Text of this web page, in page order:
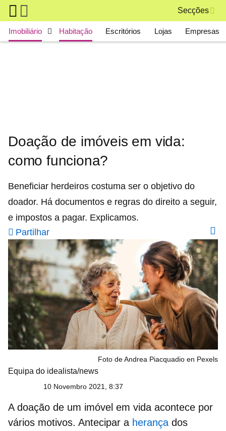
Skip to main content
Secções
Main navigation
Imobiliário Habitação Escritórios Lojas Empresas
Doação de imóveis em vida:
como funciona?
Beneficiar herdeiros costuma ser o objetivo do
doador. Há documentos e regras do direito a seguir,
e impostos a pagar. Explicamos.
Partilhar
Foto de Andrea Piacquadio en Pexels
Equipa do idealista/news
10 Novembro 2021, 8:37
A doação de um imóvel em vida acontece por
vários motivos. Antecipar a herança dos